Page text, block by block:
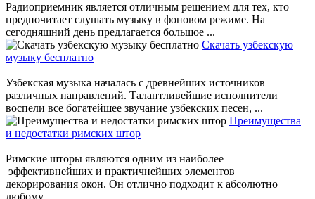
Радиоприемник является отличным решением для тех, кто
предпочитает слушать музыку в фоновом режиме. На
сегодняшний день предлагается большое ...
Скачать узбекскую
музыку бесплатно
Узбекская музыка началась с древнейших источников
различных направлений. Талантливейшие исполнители
воспели все богатейшее звучание узбекских песен, ...
Преимущества
и недостатки римских штор
Римские шторы являются одним из наиболее
эффективнейших и практичнейших элементов
декорирования окон. Он отлично подходит к абсолютно